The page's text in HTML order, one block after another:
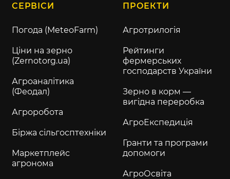
СЕРВІСИ
Погода (MeteoFarm)
Ціни на зерно
(Zernotorg.ua)
Агроаналітика
(Феодал)
Агроробота
Біржа сільгосптехніки
Маркетплейс
агронома
ПРОЕКТИ
Агротрилогія
Рейтинги
фермерських
господарств України
Зерно в корм —
вигідна переробка
АгроЕкспедиція
Гранти та програми
допомоги
АгроОсвіта